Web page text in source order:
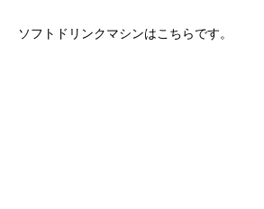
ソフトドリンクマシンはこちらです。